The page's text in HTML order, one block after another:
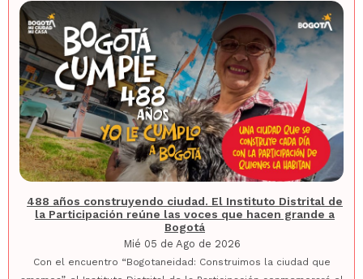
488 años construyendo ciudad. El Instituto Distrital de
la Participación reúne las voces que hacen grande a
Bogotá
Mié 05 de Ago de 2026
Con el encuentro “Bogotaneidad: Construimos la ciudad que